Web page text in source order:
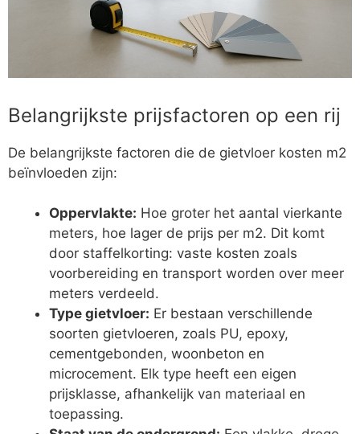
Belangrijkste prijsfactoren op een rij
De belangrijkste factoren die de gietvloer kosten m2
beïnvloeden zijn:
Oppervlakte: Hoe groter het aantal vierkante
meters, hoe lager de prijs per m2. Dit komt
door staffelkorting: vaste kosten zoals
voorbereiding en transport worden over meer
meters verdeeld.
Type gietvloer: Er bestaan verschillende
soorten gietvloeren, zoals PU, epoxy,
cementgebonden, woonbeton en
microcement. Elk type heeft een eigen
prijsklasse, afhankelijk van materiaal en
toepassing.